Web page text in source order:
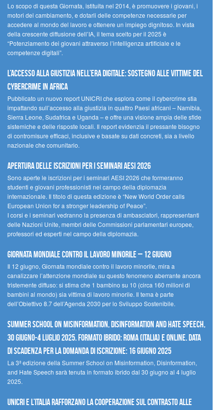
Lo scopo di questa Giornata, istituita nel 2014, è promuovere i giovani, i
motori del cambiamento, e dotarli delle competenze necessarie per
accedere al mondo del lavoro e ottenere un impiego dignitoso. In vista
della crescente diffusione dell’IA, il tema scelto per il 2025 è
“Potenziamento dei giovani attraverso l’intelligenza artificiale e le
competenze digitali”.
L’accesso alla giustizia nell’era digitale: sostegno alle vittime del
cybercrime in Africa
Pubblicato un nuovo report UNICRI che esplora come il cybercrime stia
impattando sull’accesso alla giustizia in quattro Paesi africani – Namibia,
Sierra Leone, Sudafrica e Uganda – e offre una visione ampia delle sfide
sistemiche e delle risposte locali. Il report evidenzia il pressante bisogno
di contromisure efficaci, inclusive e basate su dati concreti, sia a livello
nazionale che comunitario.
Apertura delle iscrizioni per i seminari AESI 2026
Sono aperte le iscrizioni per i seminari AESI 2026 che formeranno
studenti e giovani professionisti nel campo della diplomazia
internazionale. Il titolo di questa edizione è “New World Order calls
European Union for a stronger leadership of Peace”.
I corsi e i seminari vedranno la presenza di ambasciatori, rappresentanti
delle Nazioni Unite, membri delle Commissioni parlamentari europee,
professori ed esperti nel campo della diplomazia.
Giornata mondiale contro il lavoro minorile – 12 giugno
Il 12 giugno, Giornata mondiale contro il lavoro minorile, mira a
canalizzare l’attenzione mondiale su questo fenomeno aberrante ancora
tristemente diffuso: si stima che 1 bambino su 10 (circa 160 milioni di
bambini al mondo) sia vittima di lavoro minorile. Il tema è parte
dell’Obiettivo 8.7 dell’Agenda 2030 per lo Sviluppo Sostenibile.
Summer School on Misinformation, Disinformation and Hate Speech,
30 giugno-4 luglio 2025. Formato ibrido: Roma (Italia) e online. Data
di scadenza per la domanda di iscrizione: 16 giugno 2025
La 3ª edizione della Summer School on Misinformation, Disinformation,
and Hate Speech sarà tenuta in formato ibrido dal 30 giugno al 4 luglio
2025.
UNICRI e l’Italia rafforzano la cooperazione sul contrasto alle